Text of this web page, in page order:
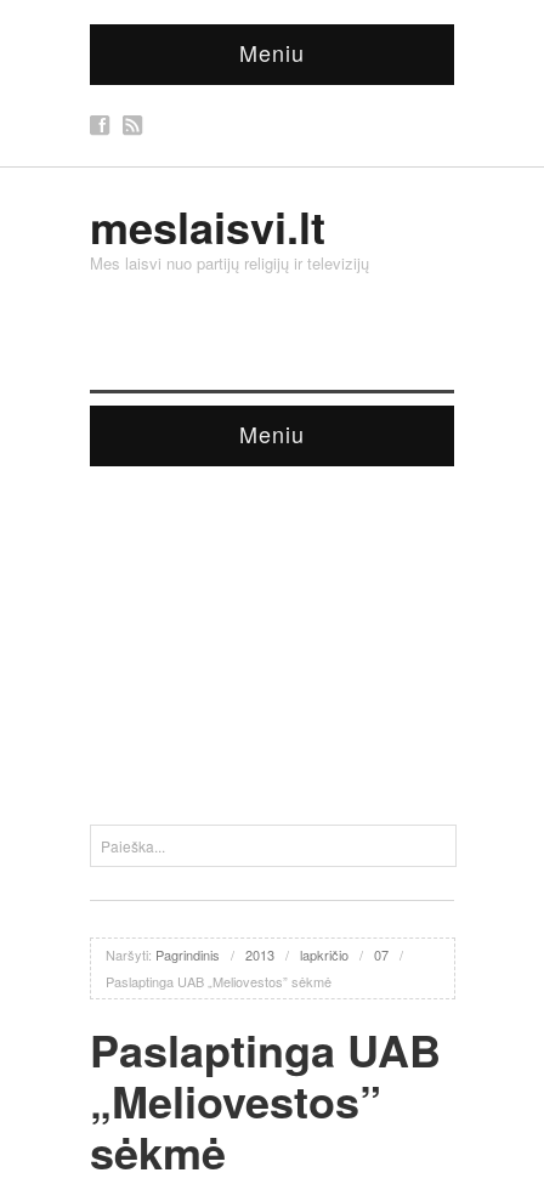
Meniu
meslaisvi.lt
Mes laisvi nuo partijų religijų ir televizijų
Meniu
Naršyti: Pagrindinis / 2013 / lapkričio / 07 /
Paslaptinga UAB „Meliovestos” sėkmė
Paslaptinga UAB
„Meliovestos”
sėkmė